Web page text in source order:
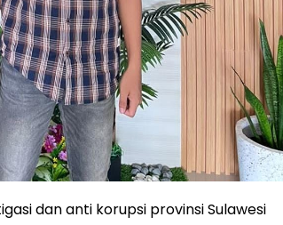
dan anti korupsi provinsi Sulawesi